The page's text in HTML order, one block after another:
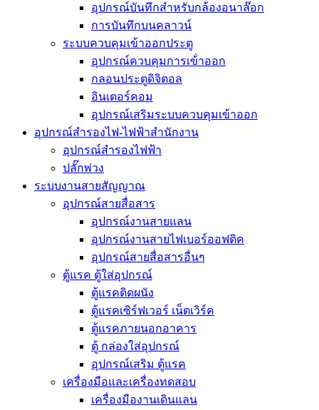
อุปกรณ์บันทึกสำหรับกล้องอนาล๊อก
การบันทึกบนคลาวน์
ระบบควบคุมเข้าออกประตู
อุปกรณ์ควบคุมการเข้่าออก
กลอนประตูดิจิตอล
อินเตอร์คอม
อุปกรณ์เสริมระบบควบคุมเข้าออก
อุปกรณ์สำรองไฟ-ไฟฟ้าสำนักงาน
อุปกรณ์สำรองไฟฟ้า
ปลั๊กพ่วง
ระบบงานสายสัญญาณ
อุปกรณ์สายสื่อสาร
อุปกรณ์งานสายแลน
อุปกรณ์งานสายไฟเบอร์ออฟติค
อุปกรณ์สายสื่อสารอื่นๆ
ตู้แรค ตู้ใส่อุปกรณ์
ตู้แรคติดผนัง
ตู้แรคเซิร์ฟเวอร์ เน็ตเวิร์ค
ตู้แรคภายนอกอาคาร
ตู้ กล่องใส่อุปกรณ์
อุปกรณ์เสริม ตู้แรค
เครื่องมือและเครื่องทดสอบ
เครื่องมืองานเดินแลน